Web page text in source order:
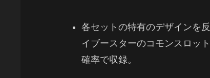
各セットの特有のデザインを
イブースターのコモンスロッ
確率で収録。